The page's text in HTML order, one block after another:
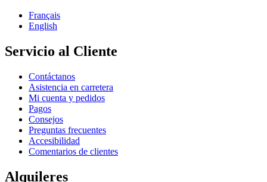
Français
English
Servicio al Cliente
Contáctanos
Asistencia en carretera
Mi cuenta y pedidos
Pagos
Consejos
Preguntas frecuentes
Accesibilidad
Comentarios de clientes
Alquileres